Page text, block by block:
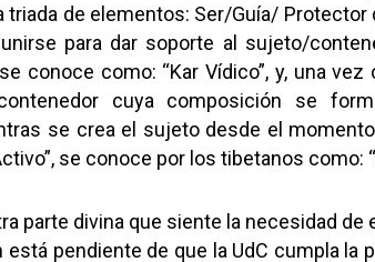
triada de elementos: Ser/Guía/
para dar soporte al sujeto/
conoce como: “Kar Vídico”, y, una
cuya composición se
se crea el sujeto desde el
se conoce por los tibetanos como:
parte divina que siente la necesidad de
está pendiente de que la UdC cumpla